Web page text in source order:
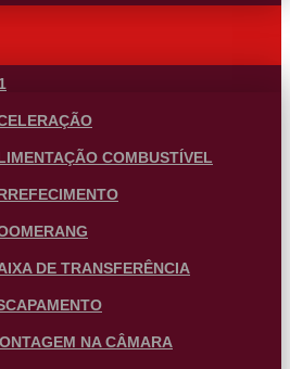
COMBUSTÍVEL
DE TRANSFERÊNCIA
NA CÂMARA